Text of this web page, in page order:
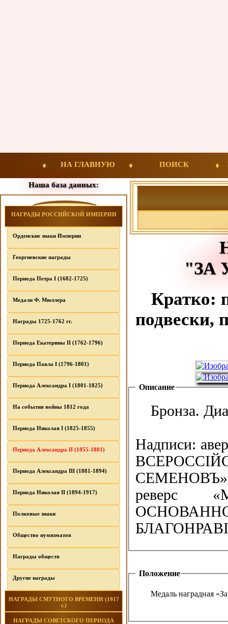
НА ГЛАВНУЮ ПОИСК
Наша база данных:
НАГРАДЫ РОССИЙСКОЙ ИМПЕРИИ
Орденские знаки Империи
Георгиевские награды
Периода Петра I (1682-1725)
Медали Ф. Мюллера
Награды 1725-1762 гг.
Периода Екатерины II (1762-1796)
Периода Павла I (1796-1801)
Периода Александра I (1801-1825)
На события войны 1812 года
Периода Николая I (1825-1855)
Периода Александра II (1855-1881)
Периода Александра III (1881-1894)
Периода Николая II (1894-1917)
Полковые знаки
Общество нумизматов
Награды обществ
Другие награды
НАГРАДЫ СМУТНОГО ВРЕМЕНИ (1917
г.)
НАГРАДЫ СОВЕТСКОГО ПЕРИОДА
"ЗА
Кратко:
подвески,
Описание
Бронза.
Надписи:
реверс
Положение
Медаль наградная